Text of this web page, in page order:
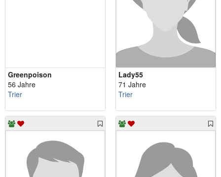
Greenpoison
56 Jahre
Trier
Lady55
71 Jahre
Trier